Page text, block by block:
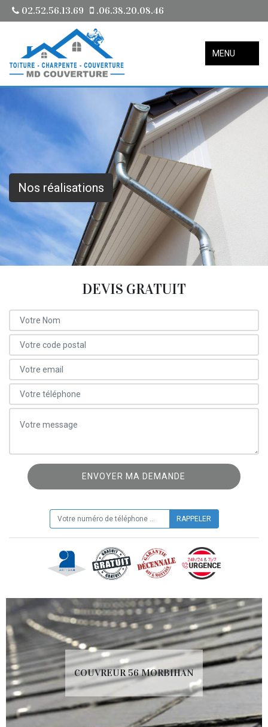
02.52.56.13.69 .06.38.20.08.46
MENU
Nos réalisations
DEVIS GRATUIT
COUVREUR 56 MORBIHAN